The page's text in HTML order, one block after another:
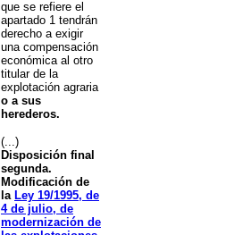
que se refiere el
apartado 1 tendrán
derecho a exigir
una compensación
económica al otro
titular de la
explotación agraria
o a sus
herederos.
(...)
Disposición final
segunda.
Modificación de
la Ley 19/1995, de
4 de julio, de
modernización de